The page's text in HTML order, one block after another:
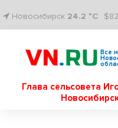
Новосибирск 24.2 °C
Все
Глава сельсовета